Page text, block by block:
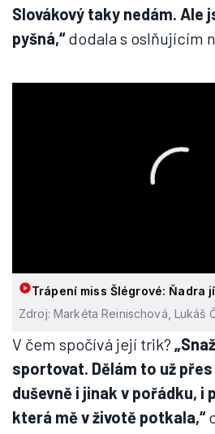
Slovákový taky nedám. Ale
pyšná,“dodala s oslňujícím
Trápení miss Šlégrové: Ňadra
Zdroj: Markéta Reinischová, Lukáš
V čem spočívá její trik?
sportovat. Dělám to už
duševně i jinak v pořádku, i
která mě v životě potkala,“